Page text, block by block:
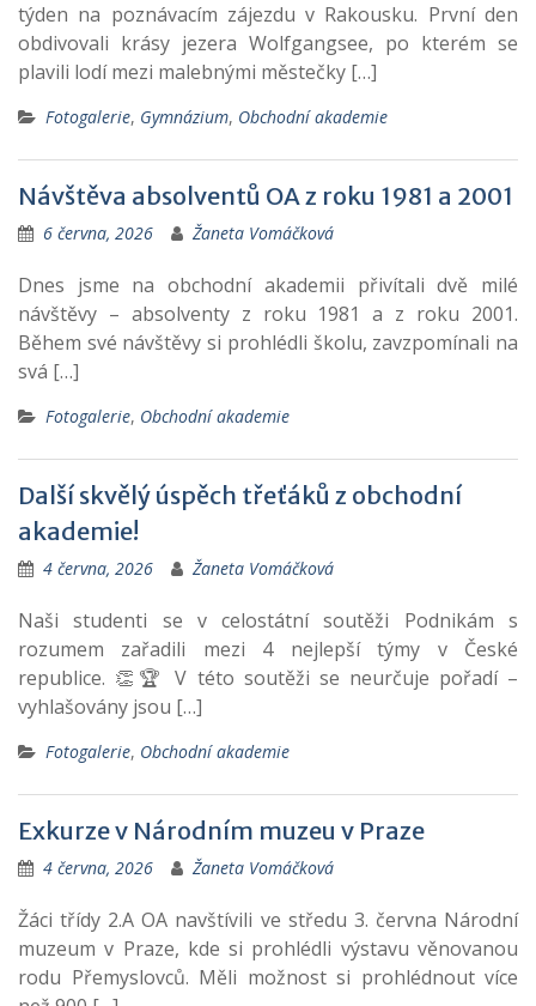
týden na poznávacím zájezdu v Rakousku. První den
obdivovali krásy jezera Wolfgangsee, po kterém se
plavili lodí mezi malebnými městečky […]
Fotogalerie, Gymnázium, Obchodní akademie
Návštěva absolventů OA z roku 1981 a 2001
6 června, 2026 Žaneta Vomáčková
Dnes jsme na obchodní akademii přivítali dvě milé
návštěvy – absolventy z roku 1981 a z roku 2001.
Během své návštěvy si prohlédli školu, zavzpomínali na
svá […]
Fotogalerie, Obchodní akademie
Další skvělý úspěch třeťáků z obchodní
akademie!
4 června, 2026 Žaneta Vomáčková
Naši studenti se v celostátní soutěži Podnikám s
rozumem zařadili mezi 4 nejlepší týmy v České
republice. 👏🏆 V této soutěži se neurčuje pořadí –
vyhlašovány jsou […]
Fotogalerie, Obchodní akademie
Exkurze v Národním muzeu v Praze
4 června, 2026 Žaneta Vomáčková
Žáci třídy 2.A OA navštívili ve středu 3. června Národní
muzeum v Praze, kde si prohlédli výstavu věnovanou
rodu Přemyslovců. Měli možnost si prohlédnout více